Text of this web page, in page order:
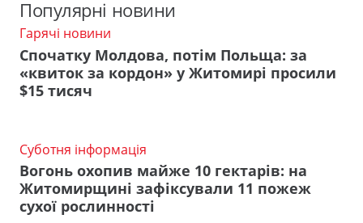
Популярні новини
Гарячі новини
Спочатку Молдова, потім Польща: за
«квиток за кордон» у Житомирі просили
$15 тисяч
Суботня інформація
Вогонь охопив майже 10 гектарів: на
Житомирщині зафіксували 11 пожеж
сухої рослинності